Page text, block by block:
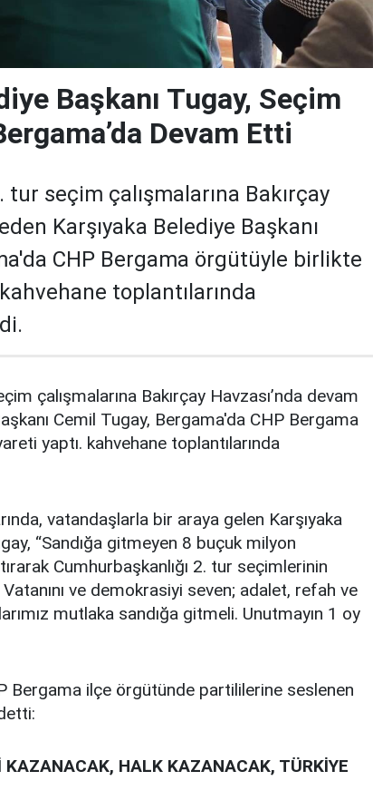
Başkanı Tugay, Seçim
Devam Etti
tur seçim çalışmalarına Bakırçay
Karşıyaka Belediye Başkanı
CHP Bergama örgütüyle birlikte
toplantılarında
çalışmalarına Bakırçay Havzası’nda devam
Cemil Tugay, Bergama'da CHP Bergama
yaptı. kahvehane toplantılarında
vatandaşlarla bir araya gelen Karşıyaka
“Sandığa gitmeyen 8 buçuk milyon
Cumhurbaşkanlığı 2. tur seçimlerinin
Vatanını ve demokrasiyi seven; adalet, refah ve
mutlaka sandığa gitmeli. Unutmayın 1 oy
Bergama ilçe örgütünde partililerine seslenen
KAZANACAK, HALK KAZANACAK, TÜRKİYE